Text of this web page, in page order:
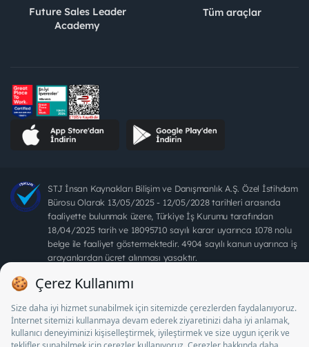
Future Sales Leader
Academy
Tüm araçlar
STJ İnsan Kaynakları Bilişim ve Danışmanlık A.Ş. Özel İstihdam
Bürosu Olarak 13/05/2025 - 12/05/2028 tarihleri arasında
faaliyette bulunmak üzere, Türkiye İş Kurumu tarafından
18/04/2025 tarih ve 18095710 sayılı karar uyarınca 1078 nolu
belge ile faaliyet göstermektedir. 4904 sayılı kanun uyarınca iş
arayanlardan ücret alınması yasaktır.